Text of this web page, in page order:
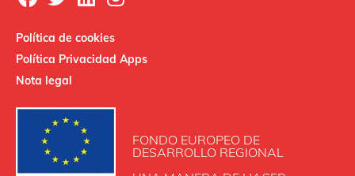
Política de cookies
Política Privacidad Apps
Nota legal
FONDO EUROPEO DE
DESARROLLO REGIONAL